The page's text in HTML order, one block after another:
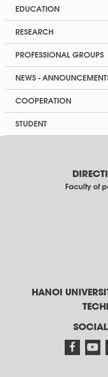
EDUCATION
RESEARCH
PROFESSIONAL GROUPS
NEWS -
COOPERATION
STUDENT
Faculty of
HANOI